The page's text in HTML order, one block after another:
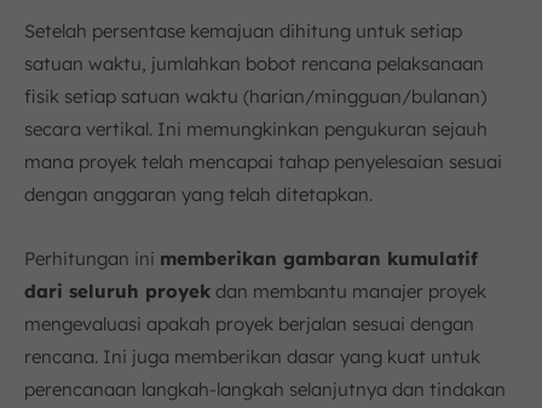
Setelah persentase kemajuan dihitung untuk setiap
satuan waktu, jumlahkan bobot rencana pelaksanaan
fisik setiap satuan waktu (harian/mingguan/bulanan)
secara vertikal. Ini memungkinkan pengukuran sejauh
mana proyek telah mencapai tahap penyelesaian sesuai
dengan anggaran yang telah ditetapkan.
Perhitungan ini memberikan gambaran kumulatif
dari seluruh proyek dan membantu manajer proyek
mengevaluasi apakah proyek berjalan sesuai dengan
rencana. Ini juga memberikan dasar yang kuat untuk
perencanaan langkah-langkah selanjutnya dan tindakan